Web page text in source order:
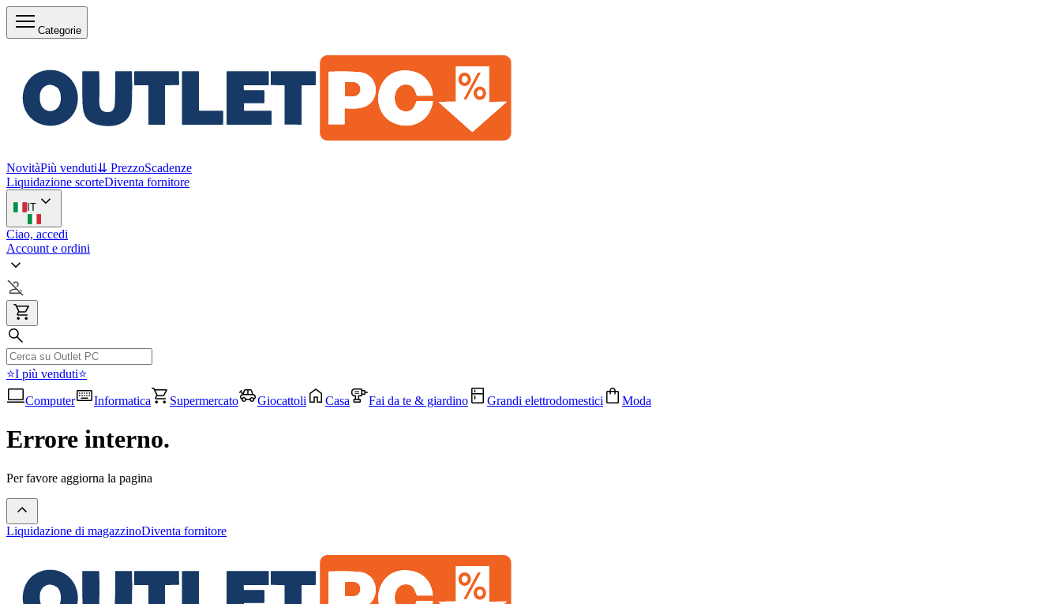
Categorie
NovitàPiù venduti⇊ PrezzoScadenze
Liquidazione scorteDiventa fornitore
IT
Ciao, accedi
Account e ordini
⭐I più venduti⭐
Computer
Informatica Supermercato Giocattoli Casa Fai da te & giardino Grandi elettrodomestici Moda
Errore interno.
Per favore aggiorna la pagina
Liquidazione di magazzinoDiventa fornitore